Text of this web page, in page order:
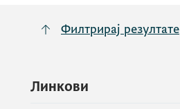
Филтрирај резултате
Линкови